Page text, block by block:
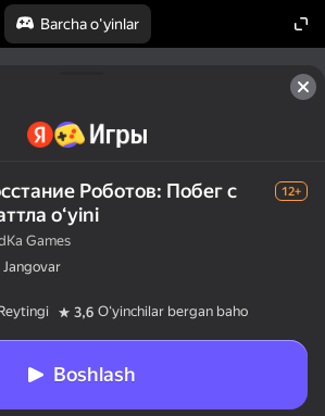
Barcha o'yinlar
Роботов: Побег с
oʻyini
12+
Games
Jangovar
3,6 Oʻyinchilar bergan baho
Boshlash